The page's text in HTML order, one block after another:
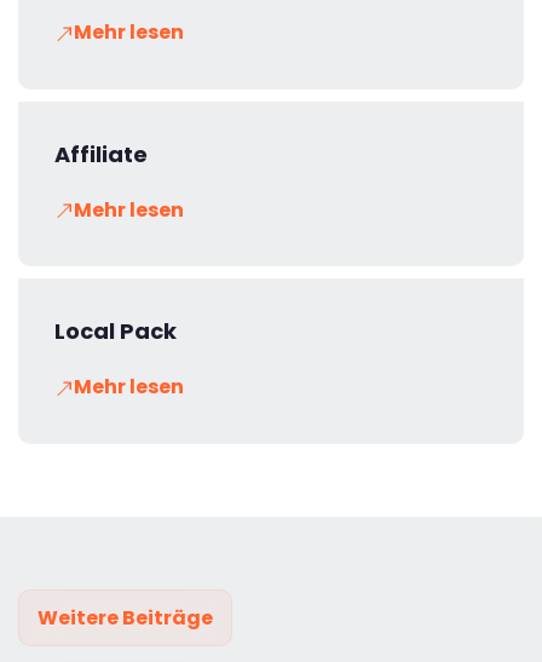
Mehr lesen
Affiliate
Mehr lesen
Local Pack
Mehr lesen
Weitere Beiträge